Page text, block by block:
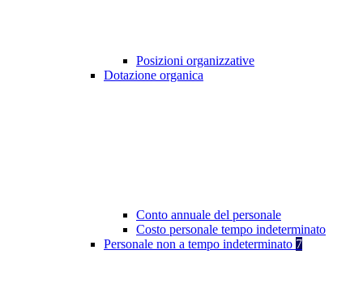
Posizioni organizzative
Dotazione organica
Conto annuale del personale
Costo personale tempo indeterminato
Personale non a tempo indeterminato 7